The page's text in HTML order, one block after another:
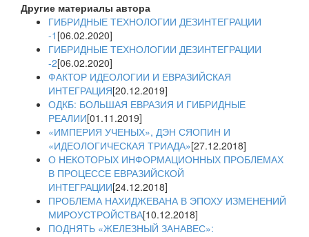
Другие материалы автора
ГИБРИДНЫЕ ТЕХНОЛОГИИ ДЕЗИНТЕГРАЦИИ
-1 [06.02.2020]
ГИБРИДНЫЕ ТЕХНОЛОГИИ ДЕЗИНТЕГРАЦИИ
-2[06.02.2020]
ФАКТОР ИДЕОЛОГИИ И ЕВРАЗИЙСКАЯ
ИНТЕГРАЦИЯ[20.12.2019]
ОДКБ: БОЛЬШАЯ ЕВРАЗИЯ И ГИБРИДНЫЕ
РЕАЛИИ[01.11.2019]
«ИМПЕРИЯ УЧЕНЫХ», ДЭН СЯОПИН И
«ИДЕОЛОГИЧЕСКАЯ ТРИАДА»[27.12.2018]
О НЕКОТОРЫХ ИНФОРМАЦИОННЫХ ПРОБЛЕМАХ
В ПРОЦЕССЕ ЕВРАЗИЙСКОЙ
ИНТЕГРАЦИИ[24.12.2018]
ПРОБЛЕМА НАХИДЖЕВАНА В ЭПОХУ ИЗМЕНЕНИЙ
МИРОУСТРОЙСТВА[10.12.2018]
ПОДНЯТЬ «ЖЕЛЕЗНЫЙ ЗАНАВЕС»: